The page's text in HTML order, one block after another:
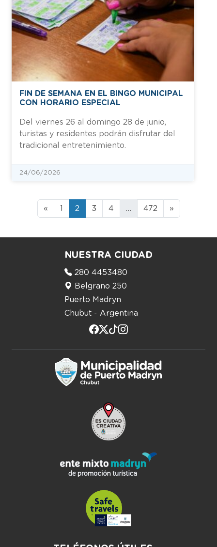
FIN DE SEMANA EN EL BINGO MUNICIPAL
CON HORARIO ESPECIAL
Del viernes 26 al domingo 28 de junio,
turistas y residentes podrán disfrutar del
tradicional entretenimiento.
24/06/2026
« 1 2 3 4 … 472 »
NUESTRA CIUDAD
280 4453480
Belgrano 250
Puerto Madryn
Chubut - Argentina